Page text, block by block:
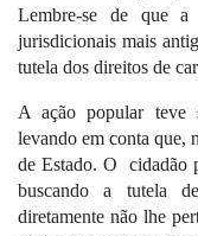
Lembre-se de que
jurisdicionais mais
tutela dos direitos de
A ação popular teve
levando em conta que,
de Estado. O
cidadão
buscando a tutela
diretamente não lhe